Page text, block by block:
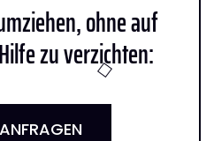
ohne auf
zu verzichten: